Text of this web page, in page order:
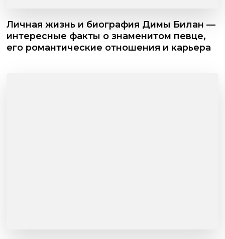
Личная жизнь и биография Димы Билан —
интересные факты о знаменитом певце,
его романтические отношения и карьера